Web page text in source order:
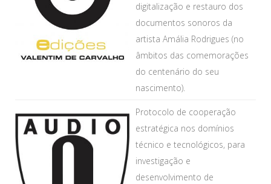
digitalização e restauro dos
documentos sonoros da
artista Amália Rodrigues (no
âmbitos das comemorações
do centenário do seu
nascimento).
Protocolo de cooperação
estratégica nos domínios
técnico e tecnológicos, para
investigação e
desenvolvimento de